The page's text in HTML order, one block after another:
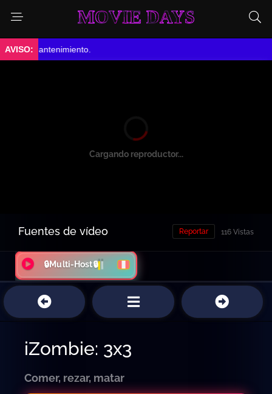
MOVIE DAYS
Mantenimiento.
Cargando reproductor...
Fuentes de vídeo 116 Vistas
Reportar
🔒Multi-Host🔒
iZombie: 3x3
Comer, rezar, matar